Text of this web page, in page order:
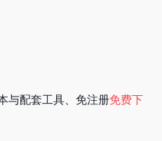
与配套工具、免注册免费下